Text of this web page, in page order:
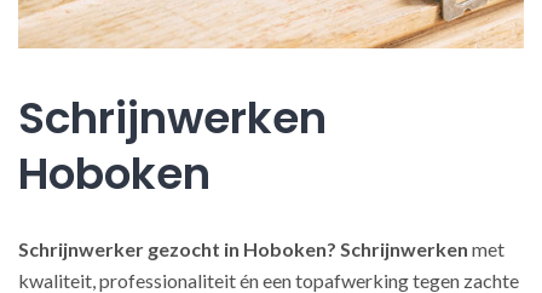
Schrijnwerken
Hoboken
Schrijnwerker gezocht in Hoboken? Schrijnwerken met
kwaliteit, professionaliteit én een topafwerking tegen zachte